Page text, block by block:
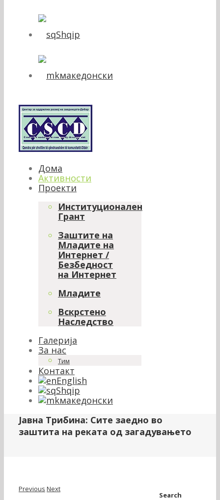
Shqip
македонски
Дома
Активности
Проекти
Институционален
Грант
Заштите на
Младите на
Интернет /
Безбедност
на Интернет
Младите
Вскрстено
Наследство
Галерија
За нас
Тим
Контакт
English
Shqip
македонски
Јавна Трибина: Сите заедно во
заштита на реката од загадувањето
Previous Next
Search